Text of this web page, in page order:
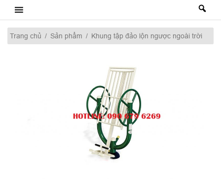
content
Trang chủ / Sản phẩm / Khung tập đảo lộn ngược ngoài trời